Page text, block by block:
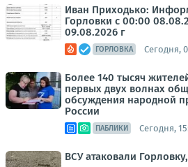
Иван Приходько:
Горловки с 00:00
09.08.2026 г
ГОРЛОВКА Сегодня,
Более 140 тысяч
первых двух волнах
обсуждения народной
России
ПАБЛИКИ Сегодня,
ВСУ атаковали